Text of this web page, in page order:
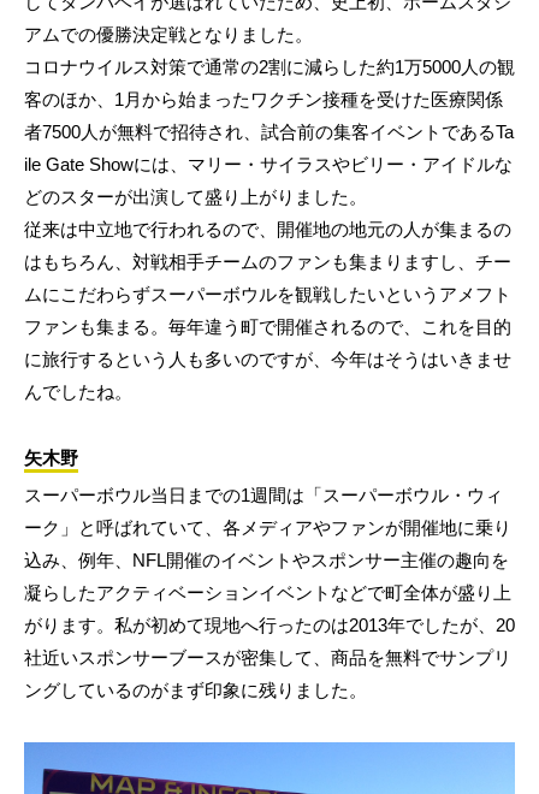
アムでの優勝決定戦となりました。
コロナウイルス対策で通常の2割に減らした約1万5000人の観
客のほか、1月から始まったワクチン接種を受けた医療関係
者7500人が無料で招待され、試合前の集客イベントであるTa
ile Gate Showには、マリー・サイラスやビリー・アイドルな
どのスターが出演して盛り上がりました。
従来は中立地で行われるので、開催地の地元の人が集まるの
はもちろん、対戦相手チームのファンも集まりますし、チー
ムにこだわらずスーパーボウルを観戦したいというアメフト
ファンも集まる。毎年違う町で開催されるので、これを目的
に旅行するという人も多いのですが、今年はそうはいきませ
んでしたね。
矢木野
スーパーボウル当日までの1週間は「スーパーボウル・ウィ
ーク」と呼ばれていて、各メディアやファンが開催地に乗り
込み、例年、NFL開催のイベントやスポンサー主催の趣向を
凝らしたアクティベーションイベントなどで町全体が盛り上
がります。私が初めて現地へ行ったのは2013年でしたが、20
社近いスポンサーブースが密集して、商品を無料でサンプリ
ングしているのがまず印象に残りました。